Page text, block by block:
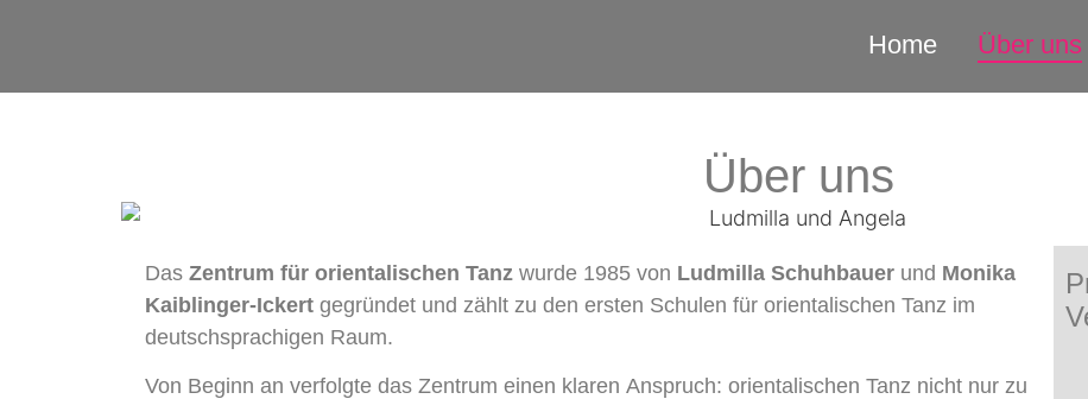
Home Über uns
Über uns
Das Zentrum für orientalischen Tanz wurde 1985 von Ludmilla Schuhbauer und Monika
Kaiblinger-Ickert gegründet und zählt zu den ersten Schulen für orientalischen Tanz im
deutschsprachigen Raum.
Von Beginn an verfolgte das Zentrum einen klaren Anspruch: orientalischen Tanz nicht nur zu